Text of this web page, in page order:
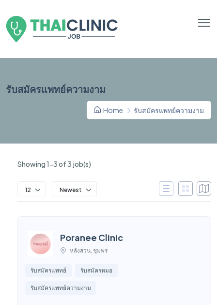
รับสมัครแพทย์ความงาม
Home รับสมัครแพทย์ความงาม
Showing 1-3 of 3 job(s)
12 Newest
Poranee Clinic
หลังสวน, ชุมพร
รับสมัครแพทย์ รับสมัครหมอ
รับสมัครแพทย์ความงาม